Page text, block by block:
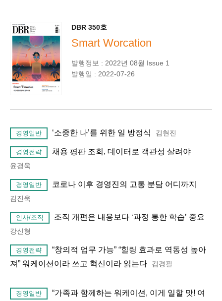
DBR 350호
Smart Worcation
발행정보 : 2022년 08월 Issue 1
발행일 : 2022-07-26
경영일반 ‘소중한 나’를 위한 일 방정식 김현진
경영전략 채용 평판 조회, 데이터로 객관성 살려야
윤경욱
경영일반 코로나 이후 경영진의 고통 분담 어디까지
김진욱
인사/조직 조직 개편은 내용보다 ‘과정 통한 학습’ 중요
강신형
경영전략
“창의적 업무 가능” “힐링 효과로 역동성 높아
져” 워케이션이라 쓰고 혁신이라 읽는다
김경필
경영일반
“가족과 함께하는 워케이션, 이게 일할 맛! 여